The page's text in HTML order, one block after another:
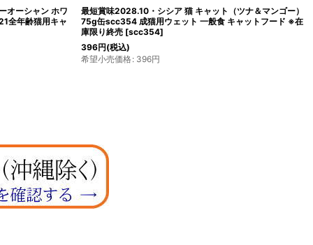
オーシャン ホワ
全年齢猫用キャ
最短賞味2028.10・シシア 猫 キャット（ツナ＆マンゴー）
75g缶scc354 成猫用ウェット 一般食 キャットフード ※在
庫限り終売 [scc354]
396円(税込)
希望小売価格: 396円